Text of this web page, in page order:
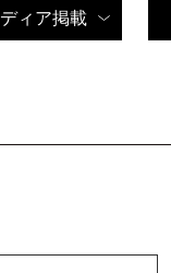
ディア掲載